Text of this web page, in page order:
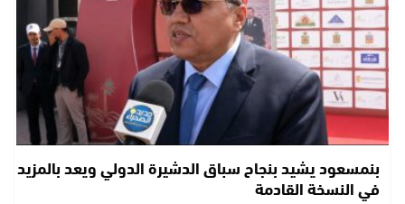
بنمسعود يشيد بنجاح سباق الدشيرة الدولي ويعد بالمزيد
في النسخة القادمة